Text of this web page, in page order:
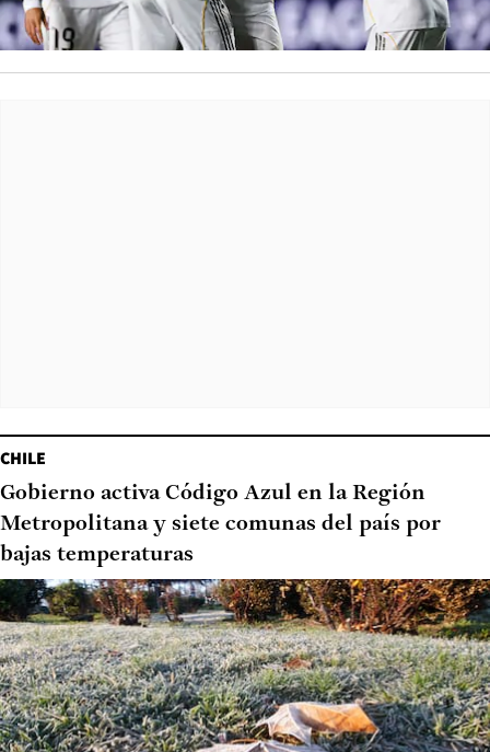
CHILE
Gobierno activa Código Azul en la Región
Metropolitana y siete comunas del país por
bajas temperaturas